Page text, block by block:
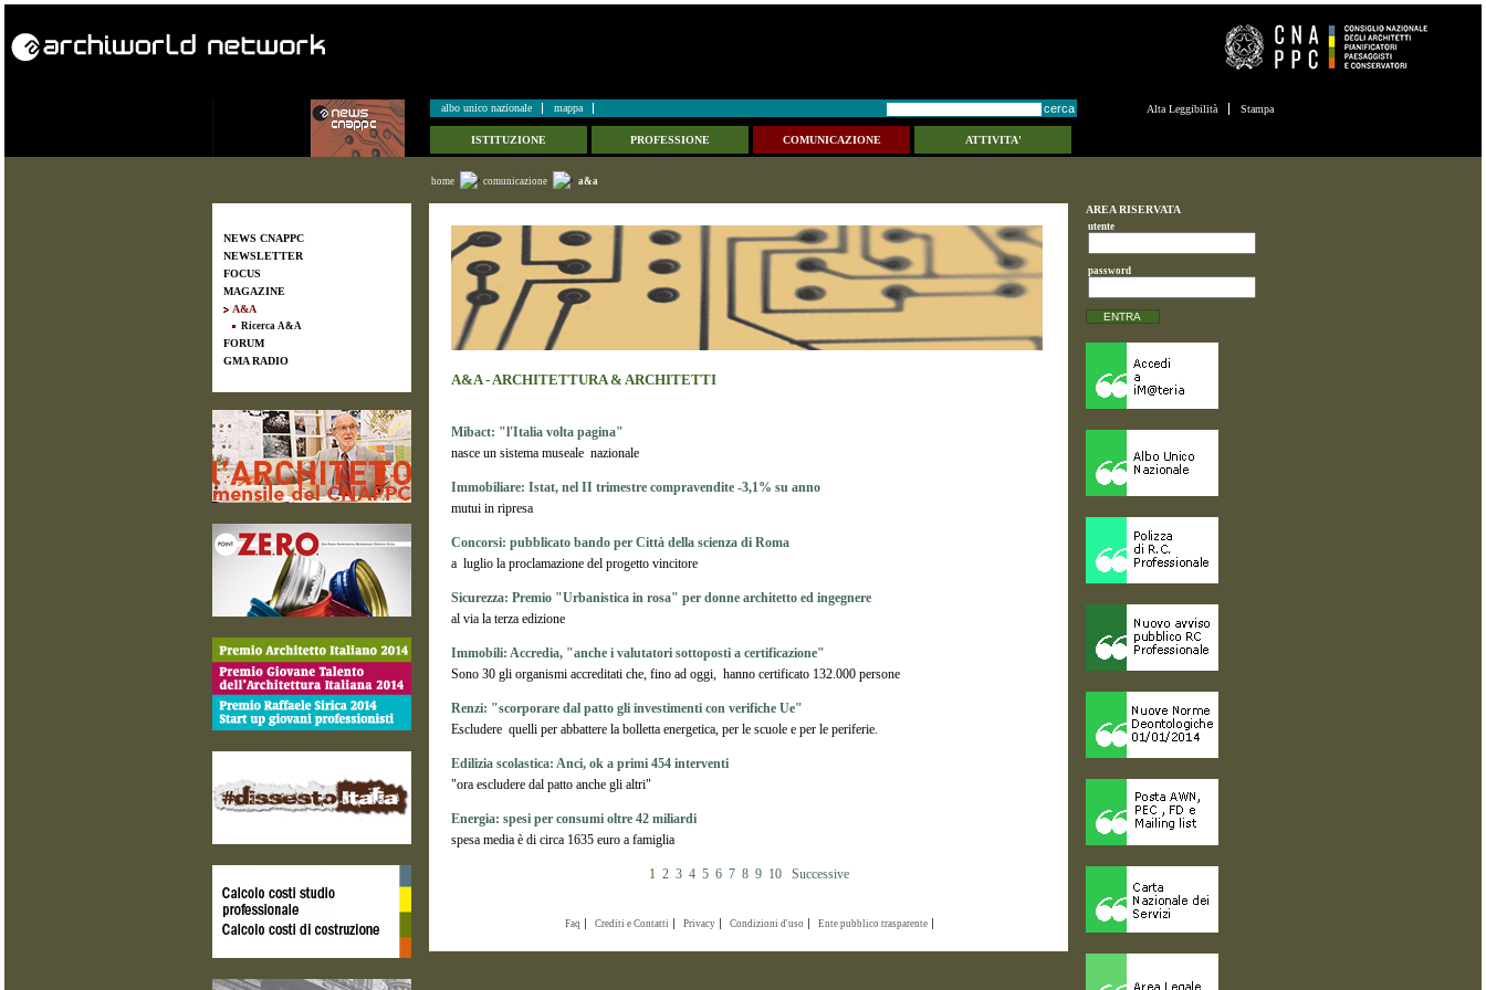
albo unico nazionale mappa
ISTITUZIONE PROFESSIONE COMUNICAZIONE ATTIVITA'
Alta Leggibilità Stampa
home comunicazione a&a
NEWS CNAPPC
NEWSLETTER
FOCUS
MAGAZINE
A&A
Ricerca A&A
FORUM
GMA RADIO
A&A - ARCHITETTURA & ARCHITETTI
Mibact: "l'Italia volta pagina"
nasce un sistema museale nazionale
Immobiliare: Istat, nel II trimestre compravendite -3,1% su anno
mutui in ripresa
Concorsi: pubblicato bando per Città della scienza di Roma
a luglio la proclamazione del progetto vincitore
Sicurezza: Premio "Urbanistica in rosa" per donne architetto ed ingegnere
al via la terza edizione
Immobili: Accredia, "anche i valutatori sottoposti a certificazione"
Sono 30 gli organismi accreditati che, fino ad oggi, hanno certificato 132.000 persone
Renzi: "scorporare dal patto gli investimenti con verifiche Ue"
Escludere quelli per abbattere la bolletta energetica, per le scuole e per le periferie.
Edilizia scolastica: Anci, ok a primi 454 interventi
"ora escludere dal patto anche gli altri"
Energia: spesi per consumi oltre 42 miliardi
spesa media è di circa 1635 euro a famiglia
1 2 3 4 5 6 7 8 9 10 Successive
Faq Crediti e Contatti Privacy Condizioni d'uso Ente pubblico trasparente
AREA RISERVATA
utente
password